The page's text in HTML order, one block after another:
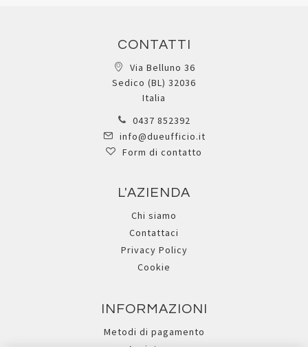
CONTATTI
Via Belluno 36
Sedico (BL) 32036
Italia
0437 852392
info@dueufficio.it
Form di contatto
L'AZIENDA
Chi siamo
Contattaci
Privacy Policy
Cookie
INFORMAZIONI
Metodi di pagamento
Assistenza